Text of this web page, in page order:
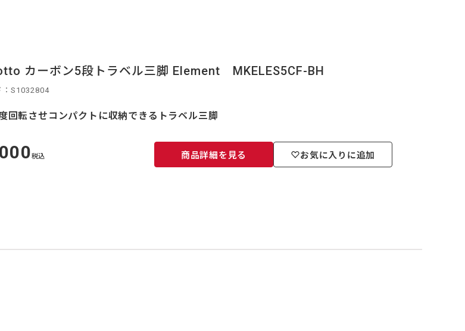
カーボン5段トラベル三脚 Element MKELES5CF-BH
：S1032804
回転させコンパクトに収納できるトラベル三脚
税込 商品詳細を見る お気に入りに追加